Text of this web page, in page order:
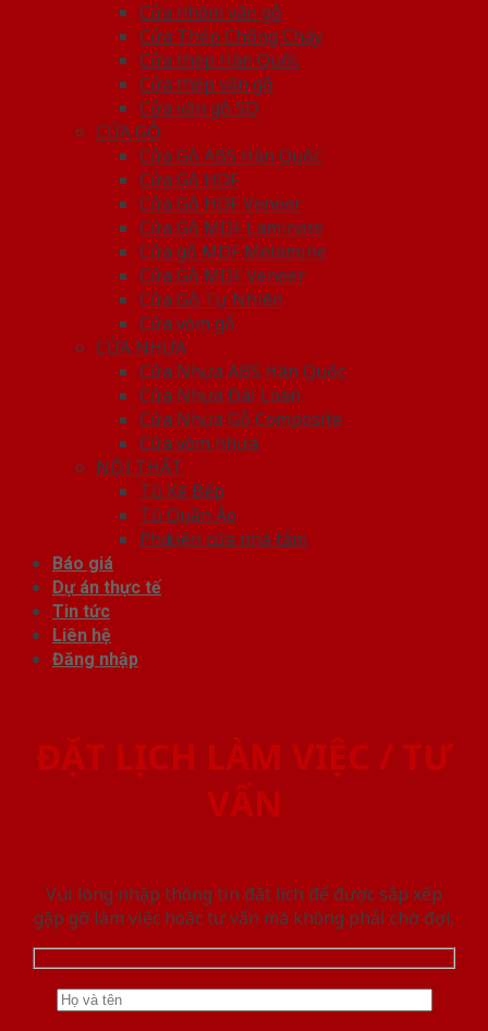
Cửa nhôm vân gỗ
Cửa Thép Chống Cháy
Cửa thép Hàn Quốc
Cửa thép vân gỗ
Cửa vân gỗ 5D
CỬA GỖ
Cửa Gỗ ABS Hàn Quốc
Cửa Gỗ HDF
Cửa Gỗ HDF Veneer
Cửa Gỗ MDF Laminate
Cửa gỗ MDF Melamine
Cửa Gỗ MDF Veneer
Cửa Gỗ Tự Nhiên
Cửa vòm gỗ
CỬA NHỰA
Cửa Nhựa ABS Hàn Quốc
Cửa Nhựa Đài Loan
Cửa Nhựa Gỗ Composite
Cửa vòm nhựa
NỘI THẤT
Tủ Kệ Bếp
Tủ Quần Áo
Phụ kiện cửa nhà tắm
Báo giá
Dự án thực tế
Tin tức
Liên hệ
Đăng nhập
ĐẶT LỊCH LÀM VIỆC / TƯ
VẤN
Vui lòng nhập thông tin đặt lịch để được sắp xếp
gặp gỡ làm việc hoăc tư vấn mà không phải chờ đợi.